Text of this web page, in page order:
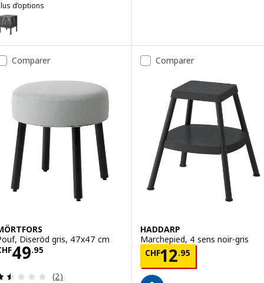
d’options
MUSKAN, Tabouret avec rangement, noir, 50 cm
Comparer
Diseröd gris, 47x47 cm
49.95
CHF 49.95
Révision: 1.5 hors de 5 étoiles. Nombre total de
(2)
Comparer
HADDARP
Marchepied, 4 sens noir-gris
CHF12.95
Prix CHF 12.95